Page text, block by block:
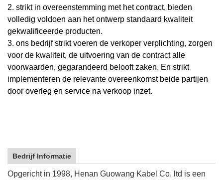
2. strikt in overeenstemming met het contract, bieden
volledig voldoen aan het ontwerp standaard kwaliteit
gekwalificeerde producten.
3. ons bedrijf strikt voeren de verkoper verplichting, zorgen
voor de kwaliteit, de uitvoering van de contract alle
voorwaarden, gegarandeerd belooft zaken. En strikt
implementeren de relevante overeenkomst beide partijen
door overleg en service na verkoop inzet.
Bedrijf Informatie
Opgericht in 1998, Henan Guowang Kabel Co, ltd is een